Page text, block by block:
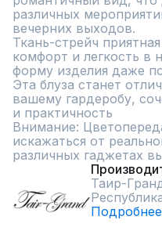
различных
вечерних выходов.
Ткань-стрейч
комфорт и легкость в
форму изделия даже
Эта блуза станет
вашему гардеробу,
и практичность
Внимание:
искажаться от
различных гаджетах
Таир-
Подробнее